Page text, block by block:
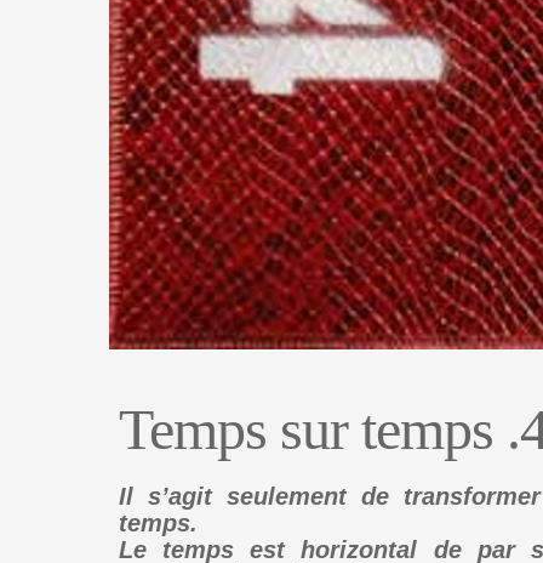
Temps sur temps
Il s’agit seulement de
temps.
Le temps est horizontal de par